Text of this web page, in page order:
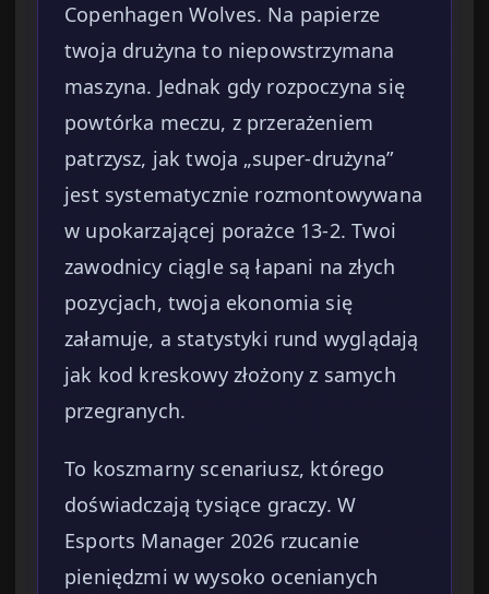
Copenhagen Wolves. Na papierze
twoja drużyna to niepowstrzymana
maszyna. Jednak gdy rozpoczyna się
powtórka meczu, z przerażeniem
patrzysz, jak twoja „super-drużyna”
jest systematycznie rozmontowywana
w upokarzającej porażce 13-2. Twoi
zawodnicy ciągle są łapani na złych
pozycjach, twoja ekonomia się
załamuje, a statystyki rund wyglądają
jak kod kreskowy złożony z samych
przegranych.
To koszmarny scenariusz, którego
doświadczają tysiące graczy. W
Esports Manager 2026 rzucanie
pieniędzmi w wysoko ocenianych